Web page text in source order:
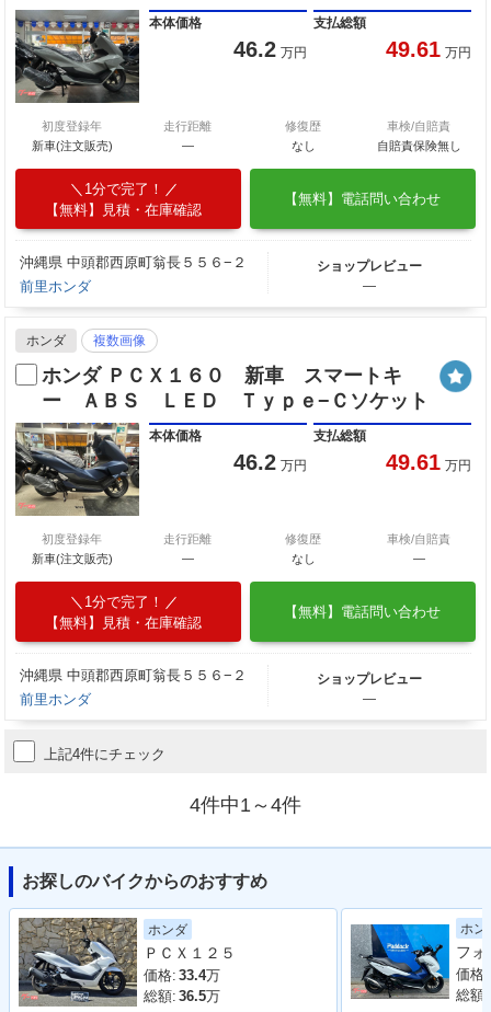
本体価格
46.2 万円
支払総額
49.61 万円
初度登録年
新車(注文販売)
走行距離
―
修復歴
なし
車検/自賠責
自賠責保険無し
1分で完了！
【無料】見積・在庫確認
【無料】電話問い合わせ
沖縄県 中頭郡西原町翁長５５６−２
前里ホンダ
ショップレビュー
―
ホンダ 複数画像
ホンダ ＰＣＸ１６０ 新車 スマートキ
ー ＡＢＳ ＬＥＤ Ｔｙｐｅ−Ｃソケット
本体価格
46.2 万円
支払総額
49.61 万円
初度登録年
新車(注文販売)
走行距離
―
修復歴
なし
車検/自賠責
―
1分で完了！
【無料】見積・在庫確認
【無料】電話問い合わせ
沖縄県 中頭郡西原町翁長５５６−２
前里ホンダ
ショップレビュー
―
上記4件にチェック
4件中1～4件
お探しのバイクからのおすすめ
ホンダ
ＰＣＸ１２５
価格: 33.4万
総額: 36.5万
ホン
価格:
総額: